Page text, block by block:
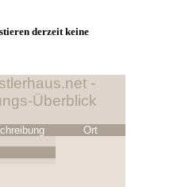
derzeit keine
-
Überblick
Ort